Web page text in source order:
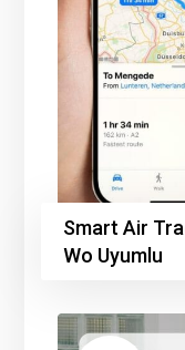
Smart Air
Wo Uyumlu